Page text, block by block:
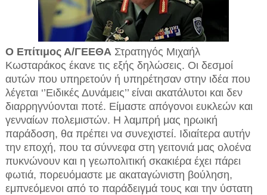
Ο Επίτιμος Α/ΓΕΕΘΑΣτρατηγός Μιχαήλ
Κωσταράκος έκανε τις εξής δηλώσεις. Οι δεσμοί
αυτών που υπηρετούν ή υπηρέτησαν στην ιδέα που
λέγεται ‘’Ειδικές Δυνάμεις’’ είναι ακατάλυτοι και δεν
διαρρηγνύονται ποτέ. Είμαστε απόγονοι ευκλεών και
γενναίων πολεμιστών. Η λαμπρή μας ηρωική
παράδοση, θα πρέπει να συνεχιστεί. Ιδιαίτερα αυτήν
την εποχή, που τα σύννεφα στη γειτονιά μας ολοένα
πυκνώνουν και η γεωπολιτική σκακιέρα έχει πάρει
φωτιά, πορευόμαστε με ακαταγώνιστη βούληση,
εμπνεόμενοι από το παράδειγμά τους και την ύστατη